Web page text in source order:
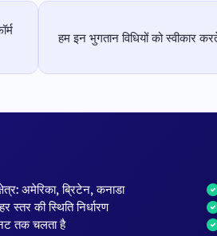
हम इन भुगतान विधियों को स्वीकार
अमेरिका, ब्रिटेन, कनाडा
की स्थिति निर्धारण
तक चलता है